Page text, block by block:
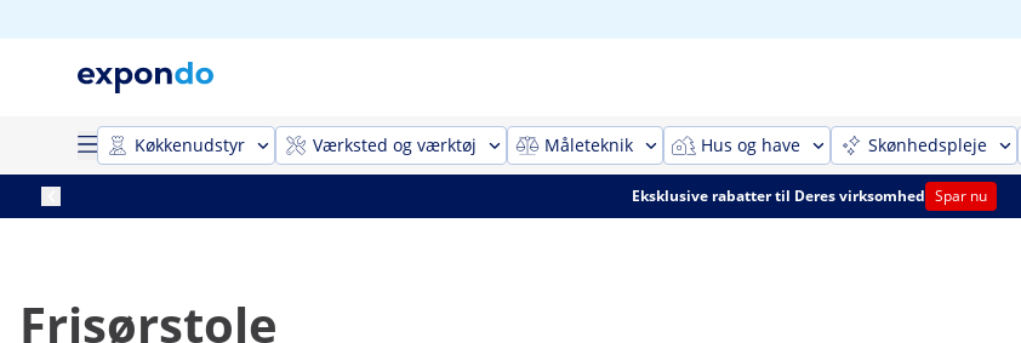
Køkkenudstyr Værksted og værktøj Måleteknik Hus og have Skønhedspleje
Eksklusive rabatter til Deres virksomhed Spar nu
Frisørstole